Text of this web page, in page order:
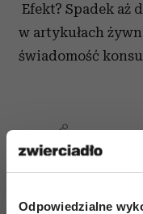
Odpowiedzialne
Efekt? Spadek aż
w artykułach
świadomość